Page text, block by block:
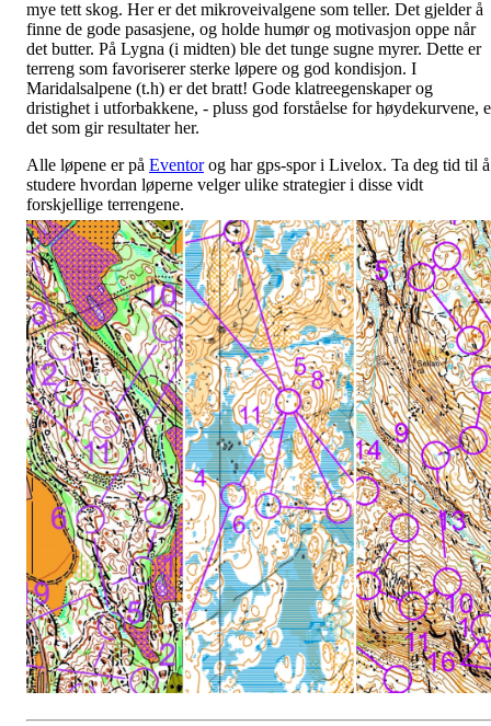
mye tett skog. Her er det mikroveivalgene som teller. Det gjelder å
finne de gode pasasjene, og holde humør og motivasjon oppe når
det butter. På Lygna (i midten) ble det tunge sugne myrer. Dette er
terreng som favoriserer sterke løpere og god kondisjon. I
Maridalsalpene (t.h) er det bratt! Gode klatreegenskaper og
dristighet i utforbakkene, - pluss god forståelse for høydekurvene,
det som gir resultater her.
Alle løpene er på Eventorog har gps-spor i Livelox. Ta deg tid til å
studere hvordan løperne velger ulike strategier i disse vidt
forskjellige terrengene.